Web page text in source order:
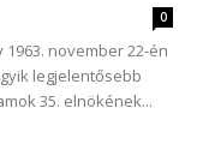
0
1963. november 22-én
legjelentősebb
35. elnökének...